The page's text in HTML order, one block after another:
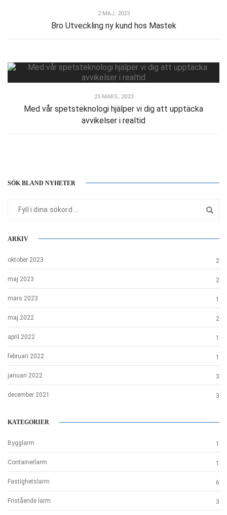
2 MAJ, 2023
Bro Utveckling ny kund hos Mastek
25 MARS, 2023
Med vår spetsteknologi hjälper vi dig att upptäcka
avvikelser i realtid
SÖK BLAND NYHETER
ARKIV
oktober 2023 2
maj 2023 2
mars 2023 1
maj 2022 2
april 2022 1
februari 2022 1
januari 2022 3
december 2021 3
KATEGORIER
Bygglarm 1
Containerlarm 1
Fastighetslarm 6
Fristående larm 3